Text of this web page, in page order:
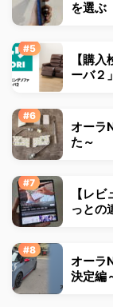
を選ぶ
【購
ーバ２
オーラ
た～
【レ
っとの
オーラ
決定編